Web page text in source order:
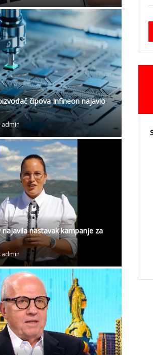
čipova Infineon najavio
admin
najavila nastavak kampanje za
admin